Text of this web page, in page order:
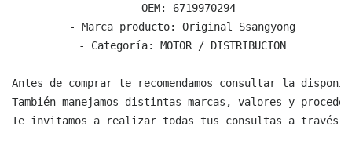
  - OEM: 6719970294
  - Marca producto: Original Ssangyong
  - Categoría: MOTOR / DISTRIBUCION
Antes de comprar te recomendamos consultar la
También manejamos distintas marcas, valores y
Te invitamos a realizar todas tus consultas a través